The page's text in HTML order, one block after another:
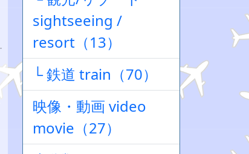
sightseeing /
resort（13）
└ 鉄道 train（70）
映像・動画 video
movie（27）